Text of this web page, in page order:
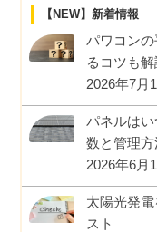
【NEW】新着情報
パワコン
るコツも解
2026年7月
パネルは
数と管理方
2026年6月
太陽光発
スト